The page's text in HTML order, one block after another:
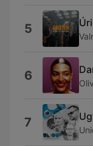
5
6
7